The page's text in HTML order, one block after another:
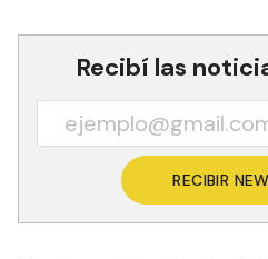
Recibí las
RECIBIR